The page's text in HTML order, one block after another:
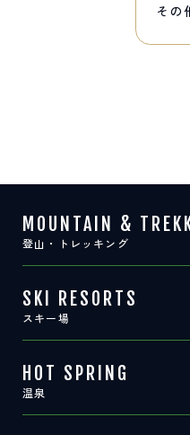
その
MOUNTAIN &
登山・トレッキング
SKI RESORTS
スキー場
HOT SPRING
温泉